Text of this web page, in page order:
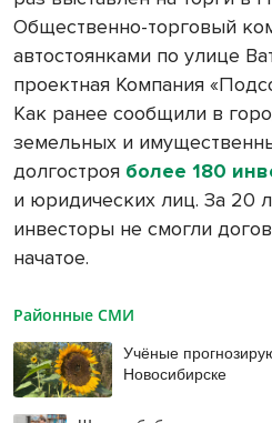
Общественно-торговый
автостоянками по улице
проектная Компания
Как ранее сообщили в
земельных и
долгостроя более 180
и юридических лиц. За 20
инвесторы не смогли
начатое.
Районные СМИ
Учёные
Новосибирске